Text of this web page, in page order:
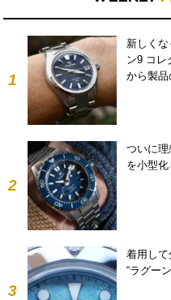
1
新しく
ン9 コレ
から製品
2
ついに
を小型
3
着用し
“ラグー